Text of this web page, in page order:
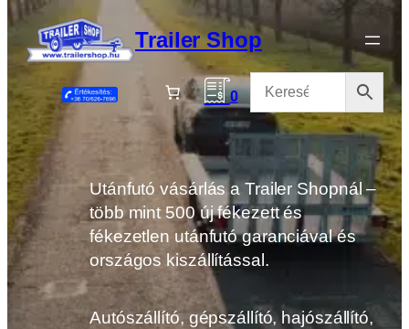
Ugrás
a
tartalomhoz
Trailer Shop
0
Utánfutó vásárlás a Trailer Shopnál –
több mint 500 új fékezett és
fékezetlen utánfutó garanciával és
országos kiszállítással.
Autószállító, gépszállító, hajószállító,